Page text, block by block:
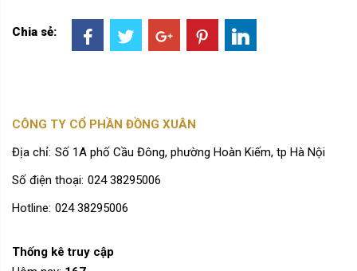
Chia sẻ:
CÔNG TY CỔ PHẦN ĐỒNG XUÂN
Địa chỉ: Số 1A phố Cầu Đông, phường Hoàn Kiếm, tp Hà Nội
Số điện thoại: 024 38295006
Hotline: 024 38295006
Thống kê truy cập